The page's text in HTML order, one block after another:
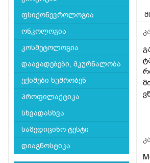
ფსიქონევროლოგია
ონკოლოგია
კოსმეტოლოგია
დაავადებები, მკურნალობა
ექიმები ხუმრობენ
პროფილაქტიკა
სხვადასხვა
სამედიცინო ტესტი
დიაგნოსტიკა